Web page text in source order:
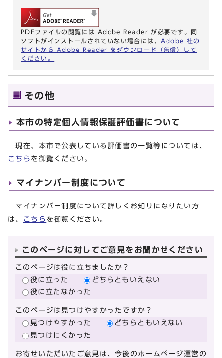
PDFファイルの閲覧には Adobe Reader が必要です。同
ソフトがインストールされていない場合には、 Adobe 社の
サイトから Adobe Reader をダウンロード（無償）して
ください。
その他
本市の特定個人情報保護評価書について
現在、本市で公表している評価書の一覧等については、
こちら を御覧ください。
マイナンバー制度について
マイナンバー制度について詳しくお知りになりたい方
は、
こちら を御覧ください。
このページに対してご意見をお聞かせください
このページは役に立ちましたか？
役に立った
どちらともいえない
役に立たなかった
このページは見つけやすかったですか？
見つけやすかった
どちらともいえない
見つけにくかった
お寄せいただいたご意見は、今後のホームページ運営の